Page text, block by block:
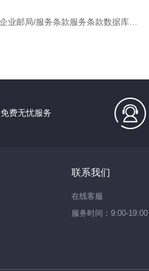
免费无忧服务
联系我们
在线客服
服务时间：9:00-19:00